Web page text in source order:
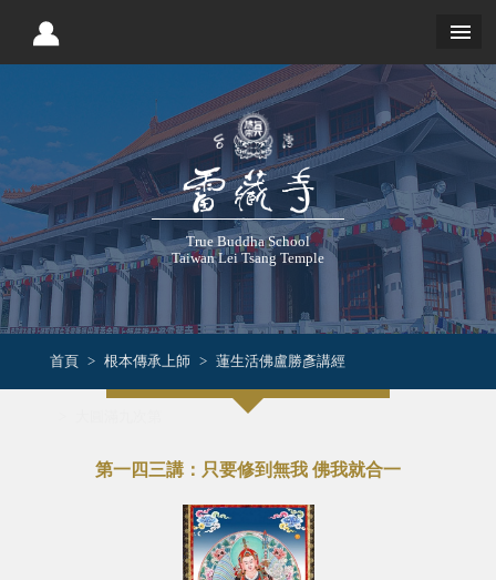
True Buddha School
Taiwan Lei Tsang Temple
首頁 根本傳承上師 蓮生活佛盧勝彥講經
第一四三講：只要修到無我 佛我就合一